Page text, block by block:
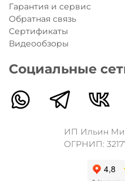
Гарантия и сервис
Обратная связь
Сертификаты
Видеообзоры
Социальные
ИП Ильин
ОГРНИП: